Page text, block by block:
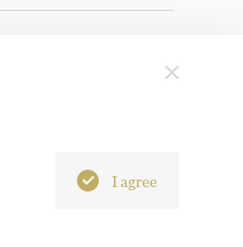
I agree